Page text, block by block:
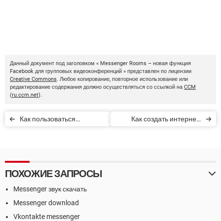
Данный документ под заголовком « Messenger Rooms – новая функция
Facebook для групповых видеоконференций » представлен по лицензии
Creative Commons. Любое копирование, повторное использование или
редактирование содержания должно осуществляться со ссылкой на CCM
(ru.ccm.net).
Как пользоваться
Как создать интернет-
ПОХОЖИЕ ЗАПРОСЫ
Messenger звук скачать
Messenger download
Vkontakte messenger